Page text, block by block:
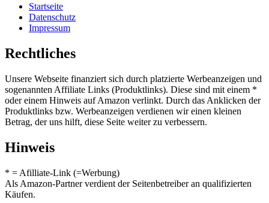
Startseite
Datenschutz
Impressum
Rechtliches
Unsere Webseite finanziert sich durch platzierte Werbeanzeigen und
sogenannten Affiliate Links (Produktlinks). Diese sind mit einem *
oder einem Hinweis auf Amazon verlinkt. Durch das Anklicken der
Produktlinks bzw. Werbeanzeigen verdienen wir einen kleinen
Betrag, der uns hilft, diese Seite weiter zu verbessern.
Hinweis
* = Afilliate-Link (=Werbung)
Als Amazon-Partner verdient der Seitenbetreiber an qualifizierten
Käufen.